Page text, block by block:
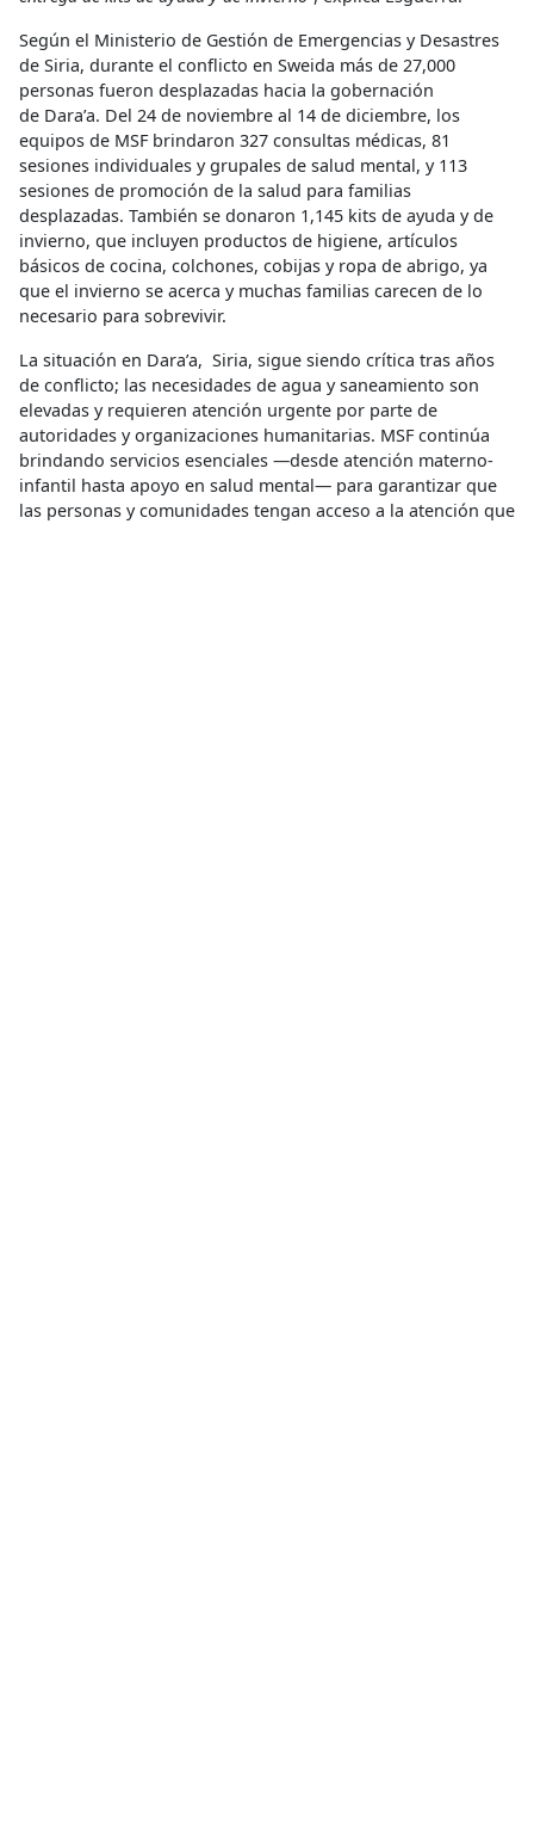
Según el Ministerio de Gestión de Emergencias y Desastres
de Siria, durante el conflicto en Sweida más de 27,000
personas fueron desplazadas hacia la gobernación
de Dara’a. Del 24 de noviembre al 14 de diciembre, los
equipos de MSF brindaron 327 consultas médicas, 81
sesiones individuales y grupales de salud mental, y 113
sesiones de promoción de la salud para familias
desplazadas. También se donaron 1,145 kits de ayuda y de
invierno, que incluyen productos de higiene, artículos
básicos de cocina, colchones, cobijas y ropa de abrigo, ya
que el invierno se acerca y muchas familias carecen de lo
necesario para sobrevivir.
La situación en Dara’a, Siria, sigue siendo crítica tras años
de conflicto; las necesidades de agua y saneamiento son
elevadas y requieren atención urgente por parte de
autoridades y organizaciones humanitarias. MSF continúa
brindando servicios esenciales —desde atención materno-
infantil hasta apoyo en salud mental— para garantizar que
las personas y comunidades tengan acceso a la atención que